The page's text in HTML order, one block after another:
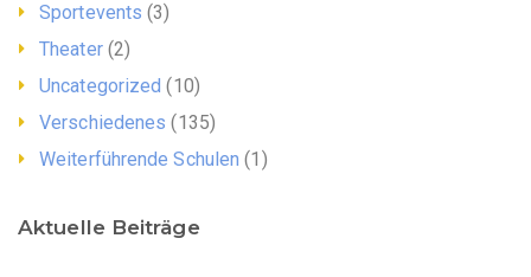
Sportevents (3)
Theater(2)
Uncategorized (10)
Verschiedenes (135)
Weiterführende Schulen (1)
Aktuelle Beiträge